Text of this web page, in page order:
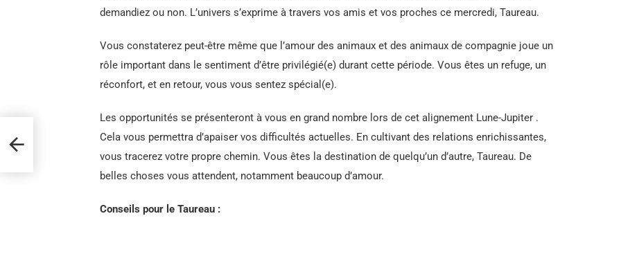
demandiez ou non. L’univers s’exprime à travers vos amis et vos proches ce mercredi, Taureau.
Vous constaterez peut-être même que l’amour des animaux et des animaux de compagnie joue un
rôle important dans le sentiment d’être privilégié(e) durant cette période. Vous êtes un refuge, un
réconfort, et en retour, vous vous sentez spécial(e).
Les opportunités se présenteront à vous en grand nombre lors de cet alignement Lune-Jupiter .
Cela vous permettra d’apaiser vos difficultés actuelles. En cultivant des relations enrichissantes,
vous tracerez votre propre chemin. Vous êtes la destination de quelqu’un d’autre, Taureau. De
belles choses vous attendent, notamment beaucoup d’amour.
Conseils pour le Taureau :
et